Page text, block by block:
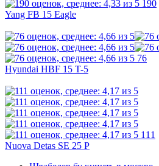
190
Yang FB 15 Eagle
76
Hyundai HBF 15 T-5
111
Nuova Detas SE 25 P